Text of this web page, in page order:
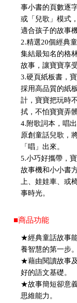
事小書的頁數逐
或「兒歌」模式
適合孩子的故事機
2.精選20個經典
集結最知名的格
故事，讓寶寶享
3.硬頁紙板書，
採用高品質的紙
計，寶寶把玩時
拭，不怕寶寶弄
4.附歌詞本，唱
原創童話兒歌，
「唱」出來。
5.小巧好攜帶，
故事機和小小書
上、娃娃車、或
事時光。
■商品功能
★經典童話故事
養智慧的第一步。
★藉由閱讀故事
好的語文基礎。
★故事簡短卻意
思維能力。